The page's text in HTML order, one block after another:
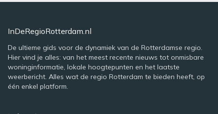
InDeRegioRotterdam.nl
De ultieme gids voor de dynamiek van de Rotterdamse regio.
Hier vind je alles: van het meest recente nieuws tot onmisbare
woninginformatie, lokale hoogtepunten en het laatste
weerbericht. Alles wat de regio Rotterdam te bieden heeft, op
één enkel platform.